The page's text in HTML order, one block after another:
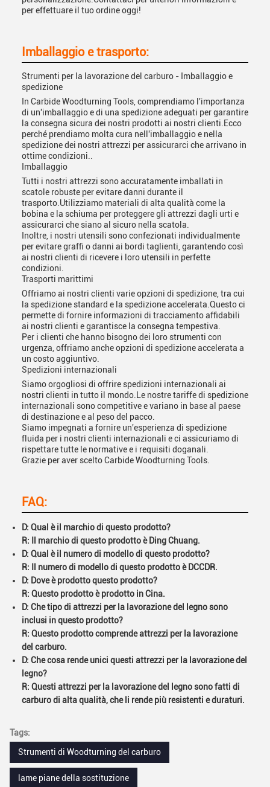
per effettuare il tuo ordine oggi!
Imballaggio e trasporto:
Strumenti per la lavorazione del carburo - Imballaggio e
spedizione
In Carbide Woodturning Tools, comprendiamo l'importanza
di un'imballaggio e di una spedizione adeguati per garantire
la consegna sicura dei nostri prodotti ai nostri clienti.Ecco
perché prendiamo molta cura nell'imballaggio e nella
spedizione dei nostri attrezzi per assicurarci che arrivano in
ottime condizioni..
Imballaggio
Tutti i nostri attrezzi sono accuratamente imballati in
scatole robuste per evitare danni durante il
trasporto.Utilizziamo materiali di alta qualità come la
bobina e la schiuma per proteggere gli attrezzi dagli urti e
assicurarci che siano al sicuro nella scatola.
Inoltre, i nostri utensili sono confezionati individualmente
per evitare graffi o danni ai bordi taglienti, garantendo così
ai nostri clienti di ricevere i loro utensili in perfette
condizioni.
Trasporti marittimi
Offriamo ai nostri clienti varie opzioni di spedizione, tra cui
la spedizione standard e la spedizione accelerata.Questo ci
permette di fornire informazioni di tracciamento affidabili
ai nostri clienti e garantisce la consegna tempestiva.
Per i clienti che hanno bisogno dei loro strumenti con
urgenza, offriamo anche opzioni di spedizione accelerata a
un costo aggiuntivo.
Spedizioni internazionali
Siamo orgogliosi di offrire spedizioni internazionali ai
nostri clienti in tutto il mondo.Le nostre tariffe di spedizione
internazionali sono competitive e variano in base al paese
di destinazione e al peso del pacco.
Siamo impegnati a fornire un'esperienza di spedizione
fluida per i nostri clienti internazionali e ci assicuriamo di
rispettare tutte le normative e i requisiti doganali.
Grazie per aver scelto Carbide Woodturning Tools.
FAQ:
D: Qual è il marchio di questo prodotto?
R: Il marchio di questo prodotto è Ding Chuang.
D: Qual è il numero di modello di questo prodotto?
R: Il numero di modello di questo prodotto è DCCDR.
D: Dove è prodotto questo prodotto?
R: Questo prodotto è prodotto in Cina.
D: Che tipo di attrezzi per la lavorazione del legno sono
inclusi in questo prodotto?
R: Questo prodotto comprende attrezzi per la lavorazione
del carburo.
D: Che cosa rende unici questi attrezzi per la lavorazione del
legno?
R: Questi attrezzi per la lavorazione del legno sono fatti di
carburo di alta qualità, che li rende più resistenti e duraturi.
Tags:
Strumenti di Woodturning del carburo
lame piane della sostituzione